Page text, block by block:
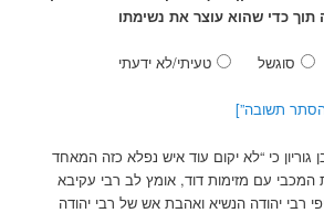
תוך כדי שהוא עוצר את נשימתו
סוגשל טעיתי/לא ידעתי
תשובה”]
גוריון כי “לא יקום עוד איש נפלא כזה המאחד
המכבי עם מזימות דוד, אומץ לב רבי עקיבא
רבי יהודה הנשיא ואהבת אש של רבי יהודה